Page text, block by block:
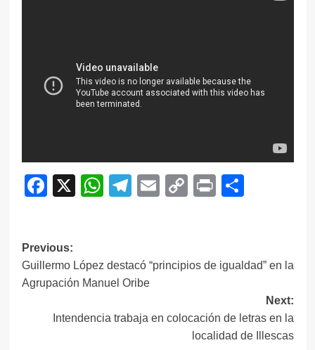
Facebook
X WhatsApp
Telegram
EmailCopy
Print
Navegación
de
entradas
Previous:
Guillermo López destacó “principios de igualdad” en la
Agrupación Manuel Oribe
Next:
Intendencia trabaja en colocación de letras en la
localidad de Illescas